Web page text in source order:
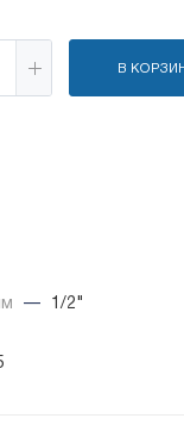
В
—
1/2"